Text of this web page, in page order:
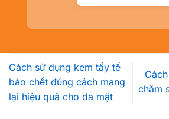
Cách sử dụng kem tẩy tế
bào chết đúng cách mang
lại hiệu quả cho da mặt
chăm